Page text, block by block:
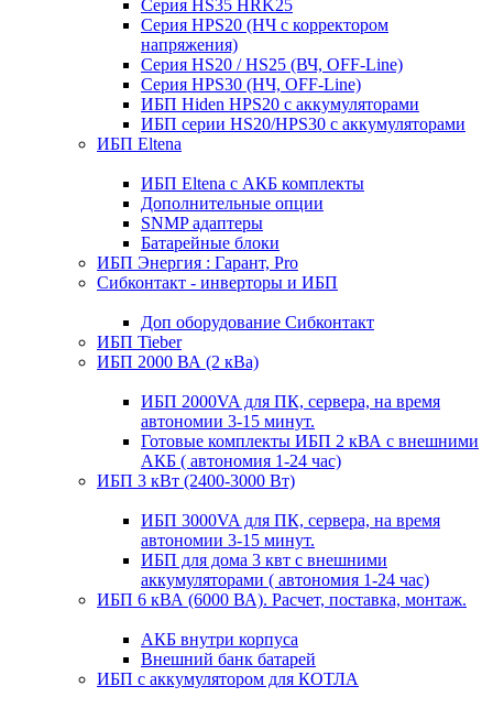
Серия HS35 HRK25
Серия HPS20 (НЧ с корректором
напряжения)
Серия HS20 / HS25 (ВЧ, OFF-Line)
Серия HPS30 (НЧ, OFF-Line)
ИБП Hiden HPS20 с аккумуляторами
ИБП серии HS20/HPS30 с аккумуляторами
ИБП Eltena
ИБП Eltena с АКБ комплекты
Дополнительные опции
SNMP адаптеры
Батарейные блоки
ИБП Энергия : Гарант, Pro
Сибконтакт - инверторы и ИБП
Доп оборудование Сибконтакт
ИБП Tieber
ИБП 2000 ВА (2 кВа)
ИБП 2000VA для ПК, сервера, на время
автономии 3-15 минут.
Готовые комплекты ИБП 2 кВА с внешними
АКБ ( автономия 1-24 час)
ИБП 3 кВт (2400-3000 Вт)
ИБП 3000VA для ПК, сервера, на время
автономии 3-15 минут.
ИБП для дома 3 квт с внешними
аккумуляторами ( автономия 1-24 час)
ИБП 6 кВА (6000 ВА). Расчет, поставка, монтаж.
АКБ внутри корпуса
Внешний банк батарей
ИБП с аккумулятором для КОТЛА